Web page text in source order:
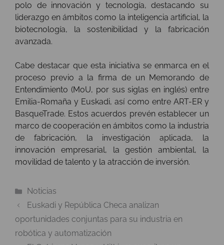
polo de innovación y tecnología, destacando su
liderazgo en ámbitos como la inteligencia artificial, la
biotecnología, la sostenibilidad y la fabricación
avanzada.
Cabe destacar que esta iniciativa se enmarca en el
proceso previo a la firma de un Memorando de
Entendimiento (MoU, por sus siglas en inglés) entre
Emilia-Romaña y Euskadi, así como entre ART-ER y
BasqueTrade. Estos acuerdos prevén establecer un
marco de cooperación en ámbitos como la industria
de fabricación, la investigación aplicada, la
innovación empresarial, la gestión ambiental, la
movilidad de talento y la atracción de inversión.
Categorías
Noticias
Euskadi y República Checa analizan
oportunidades conjuntas para su industria en
robótica y automatización